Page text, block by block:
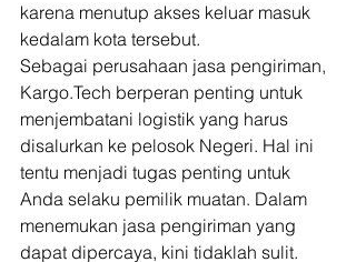
karena menutup akses keluar masuk
kedalam kota tersebut.
Sebagai perusahaan jasa pengiriman,
Kargo.Tech berperan penting untuk
menjembatani logistik yang harus
disalurkan ke pelosok Negeri. Hal ini
tentu menjadi tugas penting untuk
Anda selaku pemilik muatan. Dalam
menemukan jasa pengiriman yang
dapat dipercaya, kini tidaklah sulit.